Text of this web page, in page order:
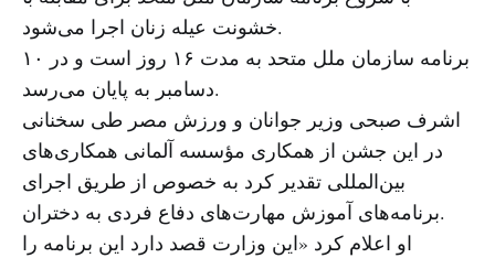
خشونت عیله زنان اجرا می‌شود.
برنامه سازمان ملل متحد به مدت ۱۶ روز است و در ۱۰
دسامبر به پایان می‌رسد.
اشرف صبحی وزیر جوانان و ورزش مصر طی سخنانی
در این جشن از همکاری مؤسسه آلمانی همکاری‌های
بین‌المللی تقدیر کرد به خصوص از طریق اجرای
برنامه‌های آموزش مهارت‌های دفاع فردی به دختران.
او اعلام کرد «این وزارت قصد دارد این برنامه را